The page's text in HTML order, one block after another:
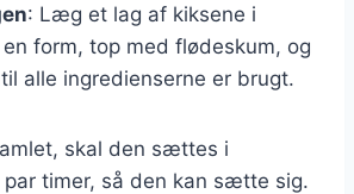
: Læg et lag af kiksene i
form, top med flødeskum, og
alle ingredienserne er brugt.
skal den sættes i
timer, så den kan sætte sig.